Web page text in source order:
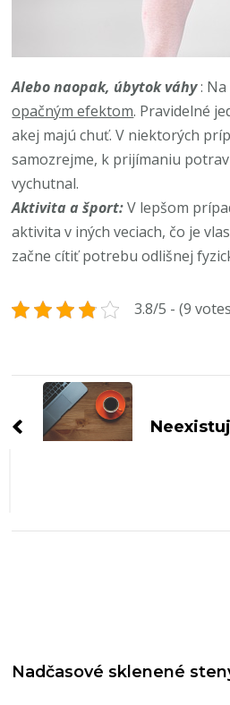
Alebo naopak, úbytok váhy:
opačným efektom. Pravidelné
akej majú chuť. V niektorých
samozrejme, k prijímaniu
vychutnal.
Aktivita a šport:V lepšom
aktivita v iných veciach, čo je
začne cítiť potrebu odlišnej
3.8/5 - (9
Navigace
příspěvku
Nadčasové sklenené